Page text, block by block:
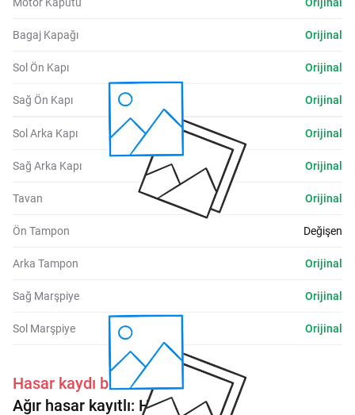
Bagaj Kapağı Orijinal
Sol Ön Kapı Orijinal
Sağ Ön Kapı Orijinal
Sol Arka Kapı Orijinal
Sağ Arka Kapı Orijinal
Tavan Orijinal
Ön Tampon Değişen
Arka Tampon Orijinal
Sağ Marşpiye Orijinal
Sol Marşpiye Orijinal
Hasar kaydı bulunmaktadır.
Ağır hasar kayıtlı: Hayır